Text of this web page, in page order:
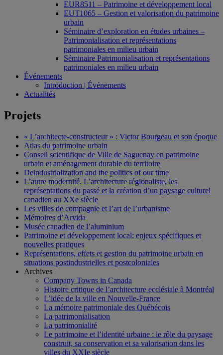
EUR8511 – Patrimoine et développement local
EUT1065 – Gestion et valorisation du patrimoine
urbain
Séminaire d’exploration en études urbaines –
Patrimonialisation et représentations
patrimoniales en milieu urbain
Séminaire Patrimonialisation et représentations
patrimoniales en milieu urbain
Événements
Introduction | Événements
Actualités
Projets
« L’architecte-constructeur » : Victor Bourgeau et son époque
Atlas du patrimoine urbain
Conseil scientifique de Ville de Saguenay en patrimoine
urbain et aménagement durable du territoire
Deindustrialization and the politics of our time
L’autre modernité. L’architecture régionaliste, les
représentations du passé et la création d’un paysage culturel
canadien au XXe siècle
Les villes de compagnie et l’art de l’urbanisme
Mémoires d’Arvida
Musée canadien de l’aluminium
Patrimoine et développement local: enjeux spécifiques et
nouvelles pratiques
Représentations, effets et gestion du patrimoine urbain en
situations postindustrielles et postcoloniales
Archives
Company Towns in Canada
Histoire critique de l’architecture ecclésiale à Montréal
L’idée de la ville en Nouvelle-France
La mémoire patrimoniale des Québécois
La patrimonialisation
La patrimonialité
Le patrimoine et l’identité urbaine : le rôle du paysage
construit, sa conservation et sa valorisation dans les
villes du XXIe siècle